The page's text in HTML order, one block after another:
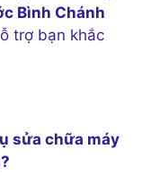
Bình Chánh
trợ bạn khắc
sửa chữa máy